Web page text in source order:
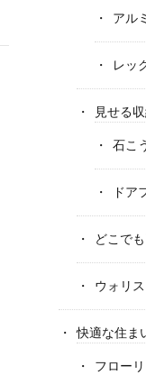
アル
レッ
見せる
石こ
ドア
どこで
ウォリス
快適な住ま
フロー